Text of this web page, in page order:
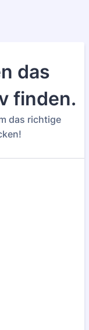
das
finden.
das richtige